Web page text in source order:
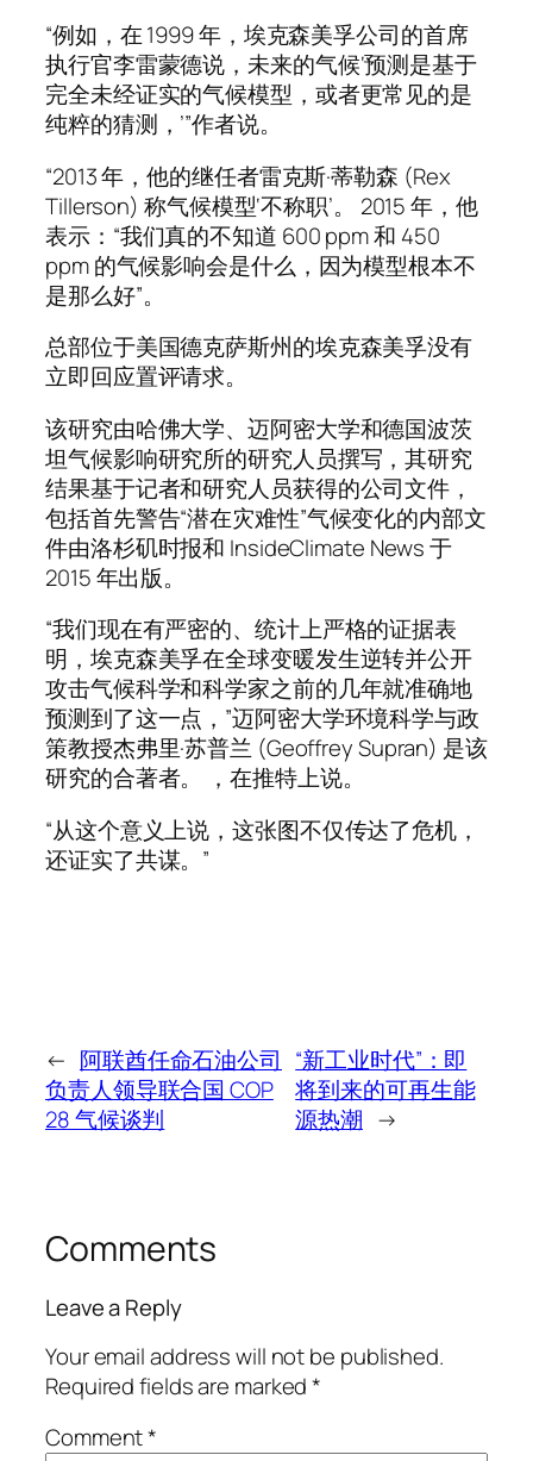
“例如，在 1999 年，埃克森美孚公司的首席
执行官李雷蒙德说，未来的气候‘预测是基于
完全未经证实的气候模型，或者更常见的是
纯粹的猜测，’”作者说。
“2013 年，他的继任者雷克斯·蒂勒森 (Rex
Tillerson) 称气候模型‘不称职’。 2015 年，他
表示：“我们真的不知道 600 ppm 和 450
ppm 的气候影响会是什么，因为模型根本不
是那么好”。
总部位于美国德克萨斯州的埃克森美孚没有
立即回应置评请求。
该研究由哈佛大学、迈阿密大学和德国波茨
坦气候影响研究所的研究人员撰写，其研究
结果基于记者和研究人员获得的公司文件，
包括首先警告“潜在灾难性”气候变化的内部文
件由洛杉矶时报和 InsideClimate News 于
2015 年出版。
“我们现在有严密的、统计上严格的证据表
明，埃克森美孚在全球变暖发生逆转并公开
攻击气候科学和科学家之前的几年就准确地
预测到了这一点，”迈阿密大学环境科学与政
策教授杰弗里·苏普兰 (Geoffrey Supran) 是该
研究的合著者。 ，在推特上说。
“从这个意义上说，这张图不仅传达了危机，
还证实了共谋。”
← 阿联酋任命石油公司
负责人领导联合国 COP
28 气候谈判
“新工业时代”：即
将到来的可再生能
源热潮 →
Comments
Leave a Reply
Your email address will not be published.
Required fields are marked*
Comment*